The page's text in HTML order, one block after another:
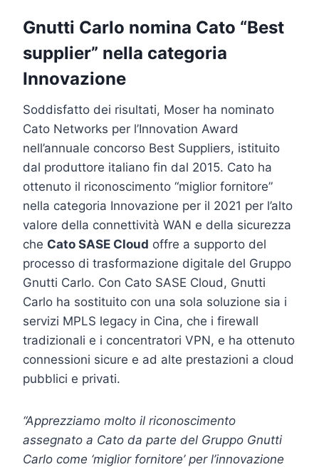
Gnutti Carlo nomina Cato “Best
supplier” nella categoria
Innovazione
Soddisfatto dei risultati, Moser ha nominato
Cato Networks per l’Innovation Award
nell’annuale concorso Best Suppliers, istituito
dal produttore italiano fin dal 2015. Cato ha
ottenuto il riconoscimento “miglior fornitore”
nella categoria Innovazione per il 2021 per l’alto
valore della connettività WAN e della sicurezza
che Cato SASE Cloud offre a supporto del
processo di trasformazione digitale del Gruppo
Gnutti Carlo. Con Cato SASE Cloud, Gnutti
Carlo ha sostituito con una sola soluzione sia i
servizi MPLS legacy in Cina, che i firewall
tradizionali e i concentratori VPN, e ha ottenuto
connessioni sicure e ad alte prestazioni a cloud
pubblici e privati.
“Apprezziamo molto il riconoscimento
assegnato a Cato da parte del Gruppo Gnutti
Carlo come ‘miglior fornitore’ per l’innovazione